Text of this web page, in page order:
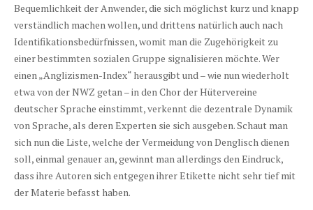
Bequemlichkeit der Anwender, die sich möglichst kurz und knapp
verständlich machen wollen, und drittens natürlich auch nach
Identifikationsbedürfnissen, womit man die Zugehörigkeit zu
einer bestimmten sozialen Gruppe signalisieren möchte. Wer
einen „Anglizismen-Index“ herausgibt und – wie nun wiederholt
etwa von der NWZ getan – in den Chor der Hütervereine
deutscher Sprache einstimmt, verkennt die dezentrale Dynamik
von Sprache, als deren Experten sie sich ausgeben. Schaut man
sich nun die Liste, welche der Vermeidung von Denglisch dienen
soll, einmal genauer an, gewinnt man allerdings den Eindruck,
dass ihre Autoren sich entgegen ihrer Etikette nicht sehr tief mit
der Materie befasst haben.